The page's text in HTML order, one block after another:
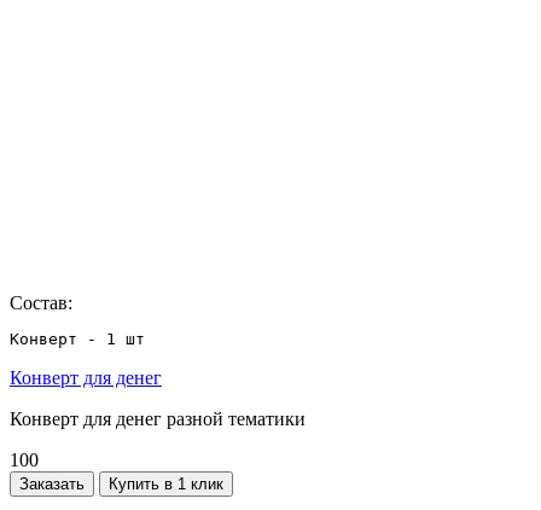
Состав:
Конверт - 1 шт
Конверт для денег
Конверт для денег разной тематики
100
Заказать Купить в 1 клик